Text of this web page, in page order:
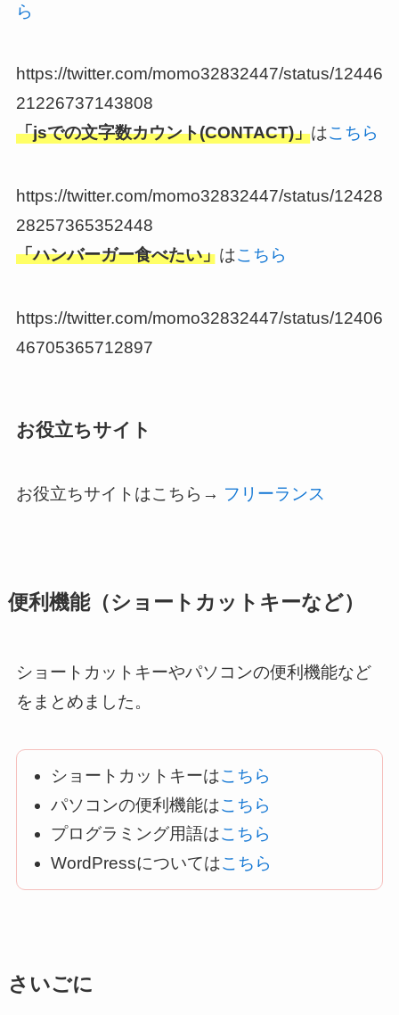
ら
https://twitter.com/momo32832447/status/12446
21226737143808
「jsでの文字数カウント(CONTACT)」はこちら
https://twitter.com/momo32832447/status/12428
28257365352448
「ハンバーガー食べたい」 はこちら
https://twitter.com/momo32832447/status/12406
46705365712897
お役立ちサイト
お役立ちサイトはこちら→ フリーランス
便利機能（ショートカットキーなど）
ショートカットキーやパソコンの便利機能など
をまとめました。
ショートカットキーはこちら
パソコンの便利機能はこちら
プログラミング用語はこちら
WordPressについてはこちら
さいごに